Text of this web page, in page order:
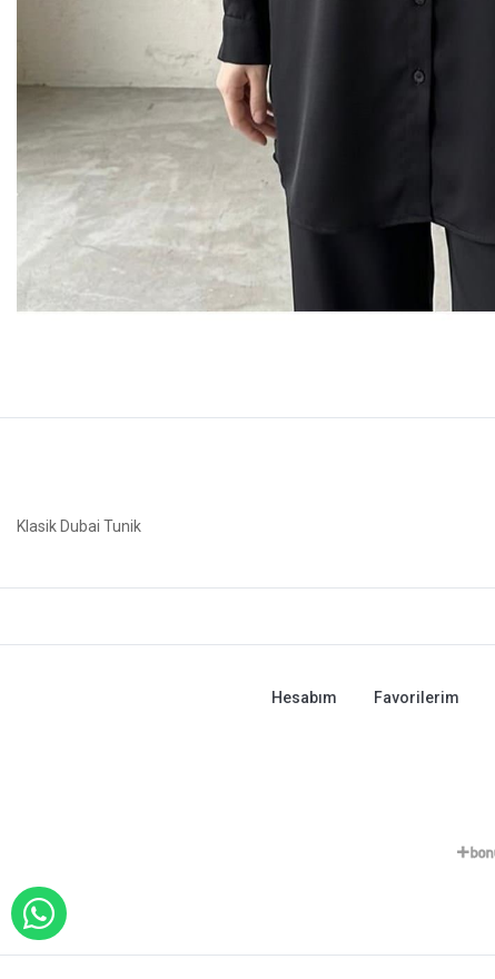
Klasik Dubai Tunik
Hesabım Favorilerim